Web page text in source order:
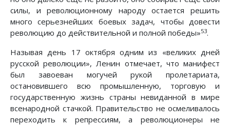
силы, и революционному народу остается решить
много серьезнейших боевых задач, чтобы довести
революцию до действительной и полной победы»53.
Называя день 17 октября одним из «великих дней
русской революции», Ленин отмечает, что манифест
был завоеван могучей рукой пролетариата,
остановившего всю промышленную, торговую и
государственную жизнь страны невиданной в мире
всенародной стачкой. Правительство не осмеливалось
переходить к репрессиям, а революционеры не